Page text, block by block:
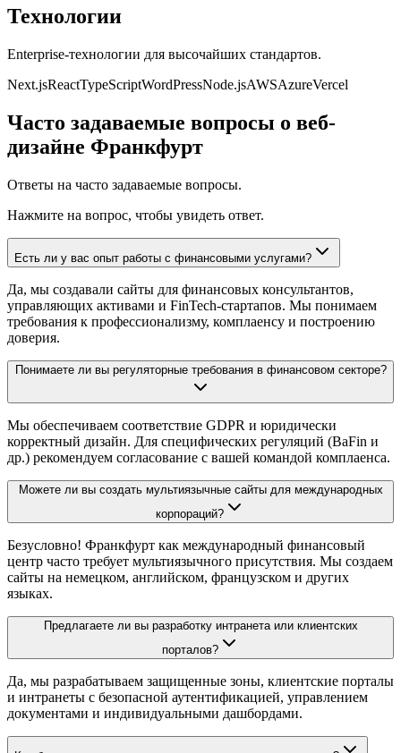
Технологии
Enterprise-технологии для высочайших стандартов.
Next.jsReactTypeScriptWordPressNode.jsAWSAzureVercel
Часто задаваемые вопросы о веб-
дизайне Франкфурт
Ответы на часто задаваемые вопросы.
Нажмите на вопрос, чтобы увидеть ответ.
Есть ли у вас опыт работы с финансовыми услугами?
Да, мы создавали сайты для финансовых консультантов,
управляющих активами и FinTech-стартапов. Мы понимаем
требования к профессионализму, комплаенсу и построению
доверия.
Понимаете ли вы регуляторные требования в финансовом секторе?
Мы обеспечиваем соответствие GDPR и юридически
корректный дизайн. Для специфических регуляций (BaFin и
др.) рекомендуем согласование с вашей командой комплаенса.
Можете ли вы создать мультиязычные сайты для международных
корпораций?
Безусловно! Франкфурт как международный финансовый
центр часто требует мультиязычного присутствия. Мы создаем
сайты на немецком, английском, французском и других
языках.
Предлагаете ли вы разработку интранета или клиентских
порталов?
Да, мы разрабатываем защищенные зоны, клиентские порталы
и интранеты с безопасной аутентификацией, управлением
документами и индивидуальными дашбордами.